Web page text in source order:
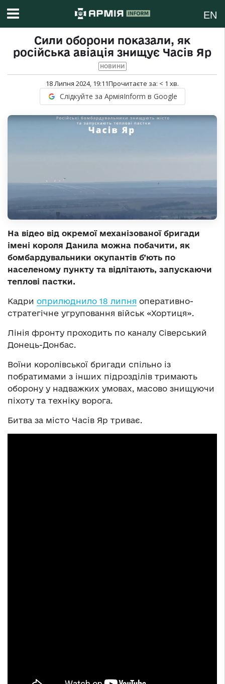
EN
Сили оборони показали, як
російська авіація знищує Часів Яр
НОВИНИ
18 Липня 2024, 19:11Прочитаєте за: < 1 хв.
Слідкуйте за АрміяInform в Google
На відео від окремої механізованої бригади
імені короля Данила можна побачити, як
бомбардувальники окупантів б’ють по
населеному пункту та відлітають, запускаючи
теплові пастки.
Кадри оприлюднило 18 липня оперативно-
стратегічне угруповання військ «Хортиця».
Лінія фронту проходить по каналу Сіверський
Донець-Донбас.
Воїни королівської бригади спільно із
побратимами з інших підрозділів тримають
оборону у надважких умовах, масово знищуючи
піхоту та техніку ворога.
Битва за місто Часів Яр триває.